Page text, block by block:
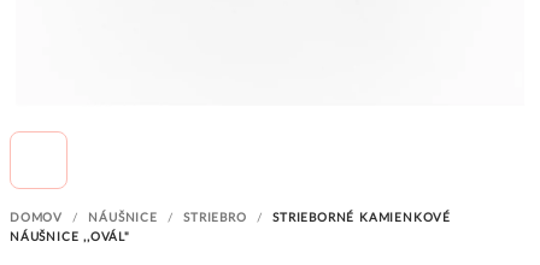
DOMOV / NÁUŠNICE / STRIEBRO /
STRIEBORNÉ KAMIENKOVÉ
NÁUŠNICE ,,OVÁL"